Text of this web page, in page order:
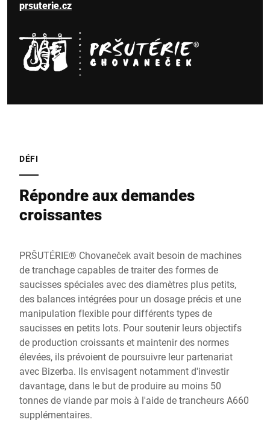
prsuterie.cz
DÉFI
Répondre aux demandes
croissantes
PRŠUTÉRIE® Chovaneček avait besoin de machines
de tranchage capables de traiter des formes de
saucisses spéciales avec des diamètres plus petits,
des balances intégrées pour un dosage précis et une
manipulation flexible pour différents types de
saucisses en petits lots. Pour soutenir leurs objectifs
de production croissants et maintenir des normes
élevées, ils prévoient de poursuivre leur partenariat
avec Bizerba. Ils envisagent notamment d'investir
davantage, dans le but de produire au moins 50
tonnes de viande par mois à l'aide de trancheurs A660
supplémentaires.